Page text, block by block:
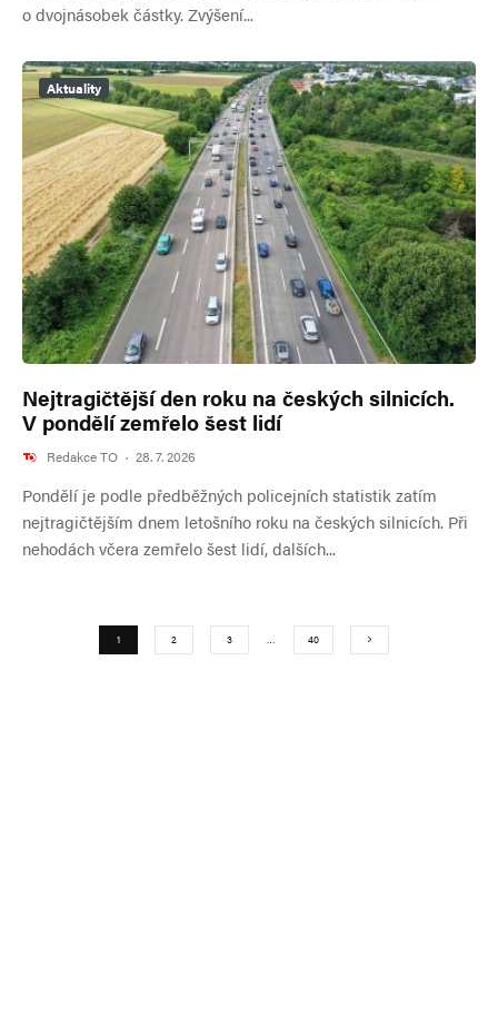
o dvojnásobek částky. Zvýšení...
Aktuality
Nejtragičtější den roku na českých silnicích.
V pondělí zemřelo šest lidí
Redakce TO · 28. 7. 2026
Pondělí je podle předběžných policejních statistik zatím
nejtragičtějším dnem letošního roku na českých silnicích. Při
nehodách včera zemřelo šest lidí, dalších...
1 2 3 … 40